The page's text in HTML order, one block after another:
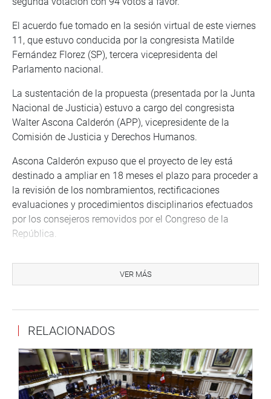
El acuerdo fue tomado en la sesión virtual de este viernes
11, que estuvo conducida por la congresista Matilde
Fernández Florez (SP), tercera vicepresidenta del
Parlamento nacional.
La sustentación de la propuesta (presentada por la Junta
Nacional de Justicia) estuvo a cargo del congresista
Walter Ascona Calderón (APP), vicepresidente de la
Comisión de Justicia y Derechos Humanos.
Ascona Calderón expuso que el proyecto de ley está
destinado a ampliar en 18 meses el plazo para proceder a
la revisión de los nombramientos, rectificaciones
evaluaciones y procedimientos disciplinarios efectuados
por los consejeros removidos por el Congreso de la
República.
procedimiento de revisión en cuanto a los plazos que se
requiere para que se disponga su inicio y aquellos para su
irregularidades en los procedimientos llevados a cabo por
sancionando su nulidad y, de ser el caso, el cese en el
ejercicio de la función asignada al administrado
evaluado.
VER MÁS
RELACIONADOS